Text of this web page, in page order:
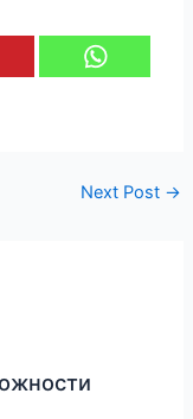
Next Post →